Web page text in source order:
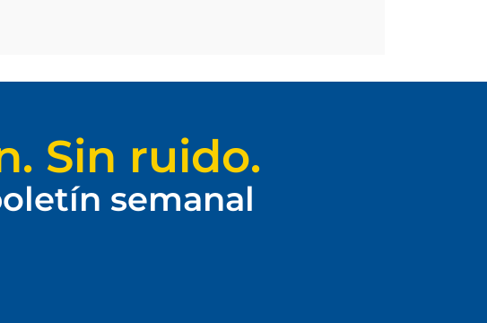
Sin ruido.
semanal